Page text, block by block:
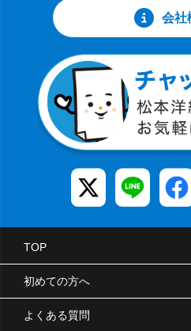
会社
TOP
初めての方へ
よくある質問